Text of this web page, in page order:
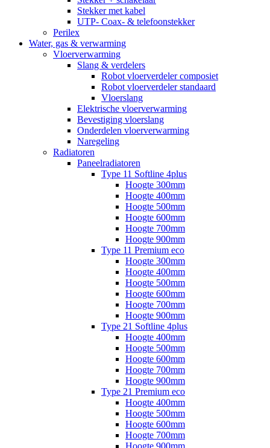
Stekker met kabel
UTP- Coax- & telefoonstekker
Perilex
Water, gas & verwarming
Vloerverwarming
Slang & verdelers
Robot vloerverdeler composiet
Robot vloerverdeler standaard
Vloerslang
Elektrische vloerverwarming
Bevestiging vloerslang
Onderdelen vloerverwarming
Naregeling
Radiatoren
Paneelradiatoren
Type 11 Softline 4plus
Hoogte 300mm
Hoogte 400mm
Hoogte 500mm
Hoogte 600mm
Hoogte 700mm
Hoogte 900mm
Type 11 Premium eco
Hoogte 300mm
Hoogte 400mm
Hoogte 500mm
Hoogte 600mm
Hoogte 700mm
Hoogte 900mm
Type 21 Softline 4plus
Hoogte 400mm
Hoogte 500mm
Hoogte 600mm
Hoogte 700mm
Hoogte 900mm
Type 21 Premium eco
Hoogte 400mm
Hoogte 500mm
Hoogte 600mm
Hoogte 700mm
Hoogte 900mm